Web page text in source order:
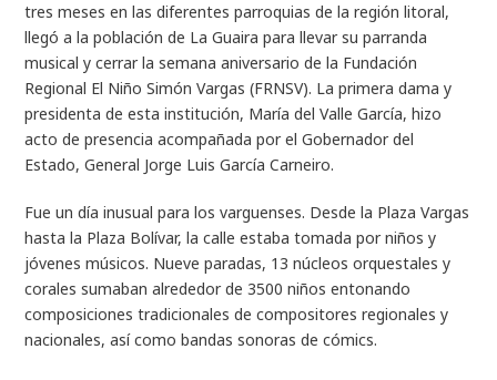
tres meses en las diferentes parroquias de la región litoral,
llegó a la población de La Guaira para llevar su parranda
musical y cerrar la semana aniversario de la Fundación
Regional El Niño Simón Vargas (FRNSV). La primera dama y
presidenta de esta institución, María del Valle García, hizo
acto de presencia acompañada por el Gobernador del
Estado, General Jorge Luis García Carneiro.
Fue un día inusual para los varguenses. Desde la Plaza Vargas
hasta la Plaza Bolívar, la calle estaba tomada por niños y
jóvenes músicos. Nueve paradas, 13 núcleos orquestales y
corales sumaban alrededor de 3500 niños entonando
composiciones tradicionales de compositores regionales y
nacionales, así como bandas sonoras de cómics.